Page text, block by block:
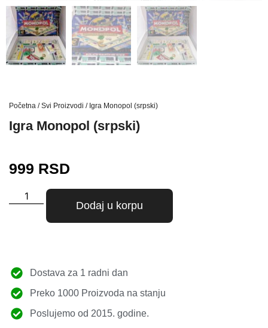
Početna /Svi Proizvodi / Igra Monopol (srpski)
Igra Monopol (srpski)
999 RSD
Dodaj u korpu
Dostava za 1 radni dan
Preko 1000 Proizvoda na stanju
Poslujemo od 2015. godine.